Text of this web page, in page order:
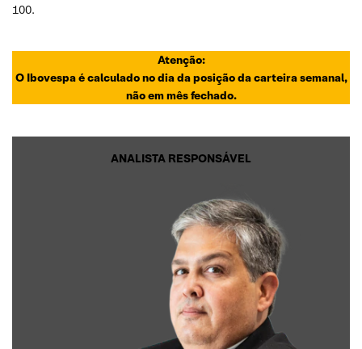
100.
Atenção:
O Ibovespa é calculado no dia da posição da carteira semanal,
não em mês fechado.
ANALISTA RESPONSÁVEL